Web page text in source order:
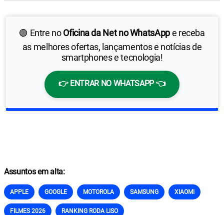
🟢 Entre noOficina da Net no WhatsAppe receba
as melhores ofertas, lançamentos e notícias de
smartphones e tecnologia!
👉 ENTRAR NO WHATSAPP 👈
Assuntos em alta:
APPLE GOOGLE MOTOROLA SAMSUNG XIAOMI
FILMES 2026 RANKING RODA LISO